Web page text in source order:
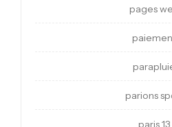
pages
parions
paris 13